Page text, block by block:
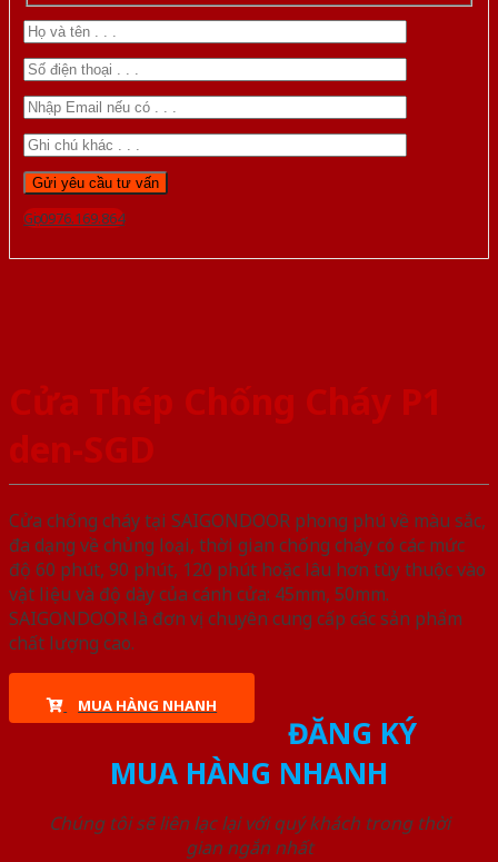
Gọi 0976.169.864
Cửa Thép Chống Cháy P1
den-SGD
Cửa chống cháy tại SAIGONDOOR phong phú về màu sắc,
đa dạng về chủng loại, thời gian chống cháy có các mức
độ 60 phút, 90 phút, 120 phút hoặc lâu hơn tùy thuộc vào
vật liệu và độ dày của cánh cửa: 45mm, 50mm.
SAIGONDOOR là đơn vị chuyên cung cấp các sản phẩm
chất lượng cao.
MUA HÀNG NHANH
ĐĂNG KÝ
MUA HÀNG NHANH
Chúng tôi sẽ liên lạc lại với quý khách trong thời
gian ngắn nhất